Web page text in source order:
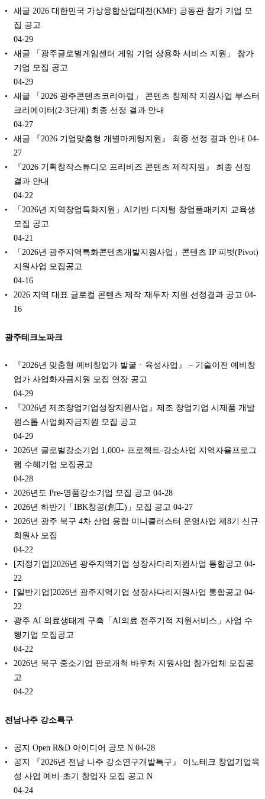
새글 2026 대한민국 가상융합산업대전(KMF) 공동관 참가 기업 모
집 공고
04-29
새글 「광주글로벌게임센터 게임 기업 상용화 서비스 지원」 참가
기업 모집 공고
04-29
새글 「2026 광주콘텐츠코리아랩」 콘텐츠 창제작 지원사업 부스터
크리에이터(2·3단계) 최종 선정 결과 안내
04-27
새글 『2026 기업맞춤형 개별마케팅지원』 최종 선정 결과 안내 04-
27
『2026 기획창작스튜디오 프리비즈 콘텐츠 제작지원』 최종 선정
결과 안내
04-22
「2026년 지역창업특화지원」AI기반 디지털 창업풀패키지 교육생
모집 공고
04-21
「2026년 광주지역특화콘텐츠개발지원사업」콘텐츠 IP 피벗(Pivot)
지원사업 모집공고
04-16
2026 지역 대표 글로컬 콘텐츠 제작·재투자 지원 선정결과 공고 04-
16
광주테크노파크
『2026년 맞춤형 예비창업가 발굴ㆍ육성사업』 – 기술이전 예비창
업가 사업화자금지원 모집 연장 공고
04-29
『2026년 제조창업기업성장지원사업』제조 창업기업 시제품 개발
원스톱 사업화자금지원 모집 공고
04-29
2026년 글로벌강소기업 1,000+ 프로젝트-강소사업 지역자율프로그
램 수혜기업 모집공고
04-28
2026년도 Pre-명품강소기업 모집 공고 04-28
2026년 하반기「IBK창공(創工)」모집 공고 04-27
2026년 광주 북구 4차 산업 융합 미니클러스터 운영사업 제8기 신규
회원사 모집
04-22
[지정기업]2026년 광주지역기업 성장사다리지원사업 통합공고 04-
22
[일반기업]2026년 광주지역기업 성장사다리지원사업 통합공고 04-
22
광주 AI 의료생태계 구축「AI의료 전주기적 지원서비스」사업 수
행기업 모집공고
04-22
2026년 북구 중소기업 판로개척 바우처 지원사업 참가업체 모집공
고
04-22
전남나주 강소특구
공지 Open R&D 아이디어 공모 N 04-28
공지 『2026년 전남 나주 강소연구개발특구』 이노테크 창업기업육
성 사업 예비·초기 창업자 모집 공고 N
04-24